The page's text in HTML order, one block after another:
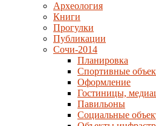
Археология
Книги
Прогулки
Публикации
Сочи-2014
Планировка
Спортивные
Оформление
Гостиницы,
Павильоны
Социальные